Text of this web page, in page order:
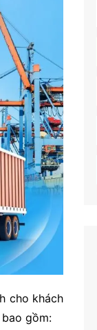
cho khách
gồm: